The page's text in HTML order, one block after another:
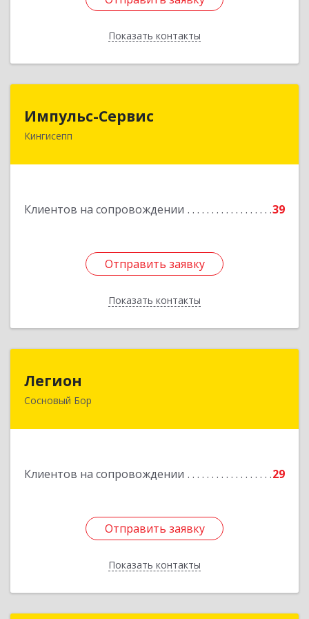
Показать контакты
Назад
Импульс-Сервис
Кингисепп
Клиентов на сопровождении 39
Отправить заявку
Показать контакты
188480, Ленинградская обл, Кингисеппский р-н,
Отправить заявку
Назад
Легион
Сосновый Бор
Клиентов на сопровождении 29
Отправить заявку
Показать контакты
188544, Ленинградская обл, Сосновый Бор г,
Отправить заявку
Назад